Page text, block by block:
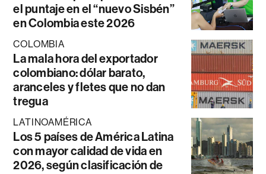
el puntaje en el “nuevo Sisbén”
en Colombia este 2026
COLOMBIA
La mala hora del exportador
colombiano: dólar barato,
aranceles y fletes que no dan
tregua
LATINOAMÉRICA
Los 5 países de América Latina
con mayor calidad de vida en
2026, según clasificación de